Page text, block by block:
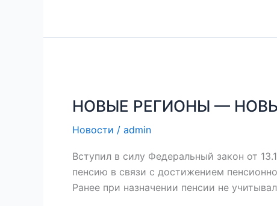
НОВЫЕ РЕГИОНЫ —
Новости / admin
Вступил в силу Федеральный закон от
пенсию в связи с достижением
Ранее при назначении пенсии не
—
ПЕНСИИ!